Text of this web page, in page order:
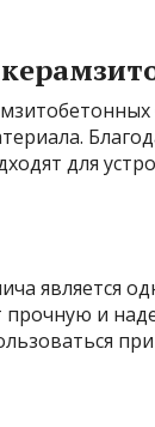
для
является
прочную и